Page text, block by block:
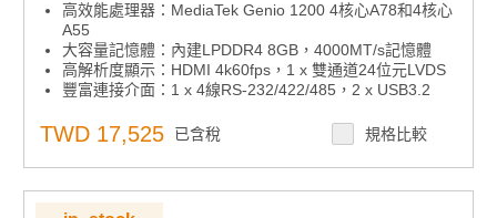
高效能處理器：MediaTek Genio 1200 4核心A78和4核心
A55
大容量記憶體：內建LPDDR4 8GB，4000MT/s記憶體
高解析度顯示：HDMI 4k60fps，1 x 雙通道24位元LVDS
豐富連接介面：1 x 4線RS-232/422/485，2 x USB3.2
Line out
無線擴充能力：1 x M.2 3052 Key B for 5G，1 x M.2
2230 Key E Slot for WiFi/BT
多功能擴充介面：支援UIO40-Express I/O板擴充
多系統支援：支援 Ubuntu 和 Android
TWD 17,525 已含稅 規格比較